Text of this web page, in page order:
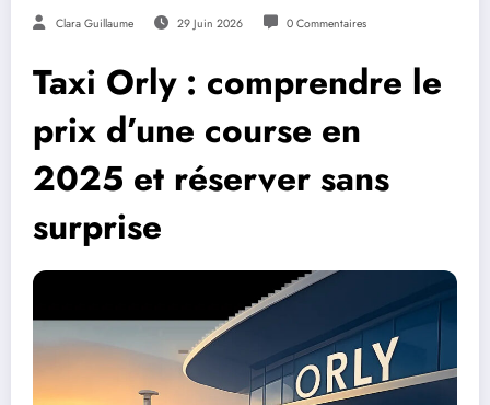
Clara Guillaume 29 Juin 2026 0 Commentaires
Taxi Orly : comprendre le
prix d’une course en
2025 et réserver sans
surprise